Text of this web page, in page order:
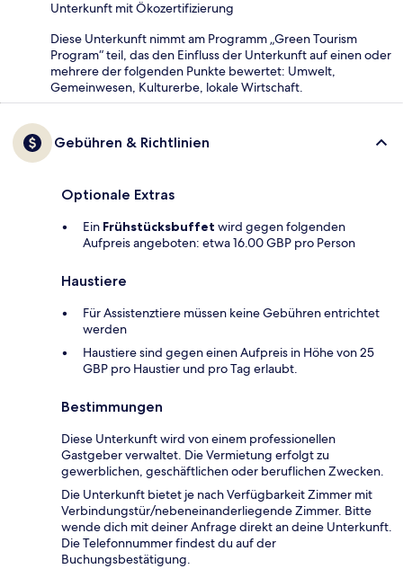
Unterkunft mit Ökozertifizierung
Diese Unterkunft nimmt am Programm „Green Tourism
Program“ teil, das den Einfluss der Unterkunft auf einen oder
mehrere der folgenden Punkte bewertet: Umwelt,
Gemeinwesen, Kulturerbe, lokale Wirtschaft.
Gebühren & Richtlinien
Optionale Extras
Ein Frühstücksbuffet wird gegen folgenden
Aufpreis angeboten: etwa 16.00 GBP pro Person
Haustiere
Für Assistenztiere müssen keine Gebühren entrichtet
werden
Haustiere sind gegen einen Aufpreis in Höhe von 25
GBP pro Haustier und pro Tag erlaubt.
Bestimmungen
Diese Unterkunft wird von einem professionellen
Gastgeber verwaltet. Die Vermietung erfolgt zu
gewerblichen, geschäftlichen oder beruflichen Zwecken.
Die Unterkunft bietet je nach Verfügbarkeit Zimmer mit
Verbindungstür/nebeneinanderliegende Zimmer. Bitte
wende dich mit deiner Anfrage direkt an deine Unterkunft.
Die Telefonnummer findest du auf der
Buchungsbestätigung.